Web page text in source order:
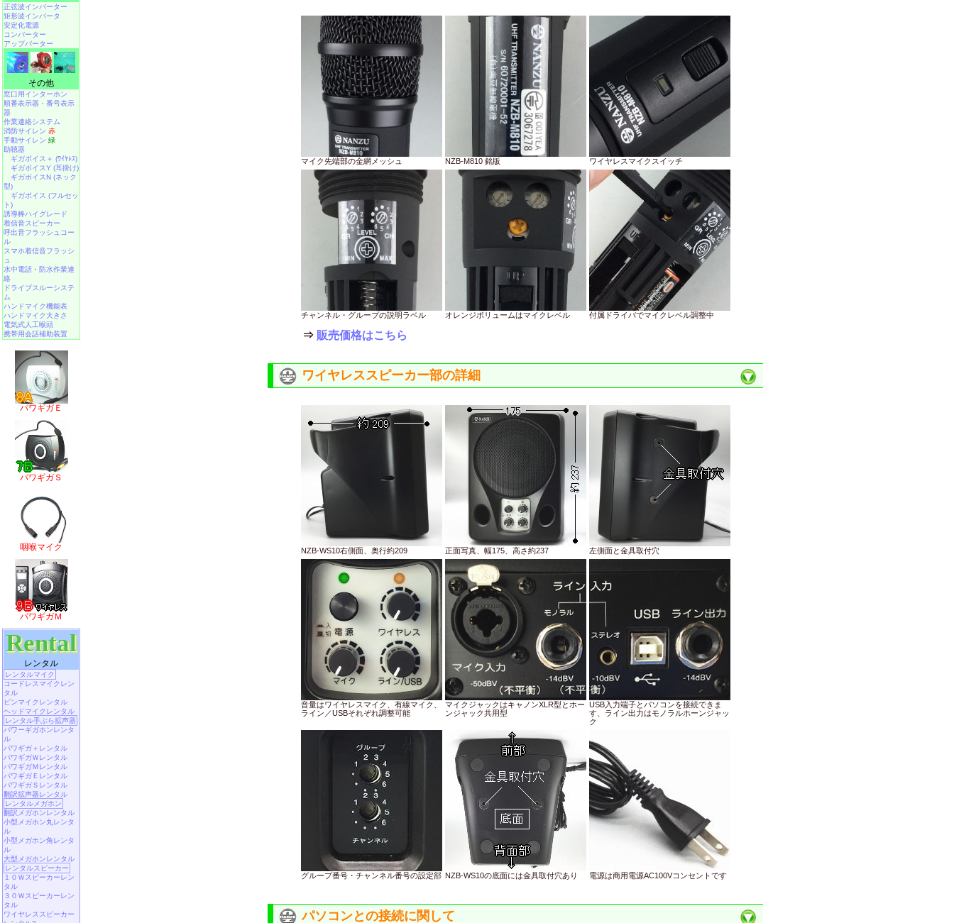
マイク先端部の金網メッシュ NZB-M810 銘版 ワイヤレスマイクスイッチ
チャンネル・グループの説明ラベル オレンジボリュームはマイクレベル 付属ドライバでマイクレベル調整中
⇒ 販売価格はこちら
ワイヤレススピーカー部の詳細
NZB-WS10右側面、奥行約209 正面写真、幅175、高さ約237 左側面と金具取付穴
音量はワイヤレスマイク、有線マイク、
ライン／USBそれぞれ調整可能
マイクジャックはキャノンXLR型とホー
ンジャック共用型
USB入力端子とパソコンを接続できま
す、ライン出力はモノラルホーンジャッ
ク
グループ番号・チャンネル番号の設定部 NZB-WS10の底面には金具取付穴あり 電源は商用電源AC100Vコンセントです
パソコンとの接続に関して
正弦波インバーター
矩形波インバータ
安定化電源
コンバーター
アップバーター
その他
窓口用インターホン
順番表示器・番号表示
器
作業連絡システム
消防サイレン 赤
手動サイレン 緑
助聴器
ギガボイス＋ (ﾜｲﾔﾚｽ)
ギガボイスY (耳掛け)
ギガボイスN (ネック
型)
ギガボイス (フルセッ
ト)
誘導棒ハイグレード
着信音スピーカー
呼出音フラッシュコー
ル
スマホ着信音フラッシ
ュ
水中電話 ・ 防水作業連
絡
ドライブスルーシステ
ム
ハンドマイク機能表
ハンドマイク大きさ
電気式人工喉頭
携帯用会話補助装置
パワギガＥ
パワギガＳ
咽喉マイク
パワギガＭ
Rental
レンタル
レンタルマイク
コードレスマイクレン
タル
ピンマイクレンタル
ヘッドマイクレンタル
レンタル手ぶら拡声器
パワーギガホンレンタ
ル
パワギガ＋レンタル
パワギガＷレンタル
パワギガＭレンタル
パワギガＥレンタル
パワギガＳレンタル
翻訳拡声器レンタル
レンタルメガホン
翻訳メガホンレンタル
小型メガホン丸レンタ
ル
小型メガホン角レンタ
ル
大型メガホンレンタル
レンタルスピーカー
１０Ｗスピーカーレン
タル
３０Ｗスピーカーレン
タル
ワイヤレススピーカー